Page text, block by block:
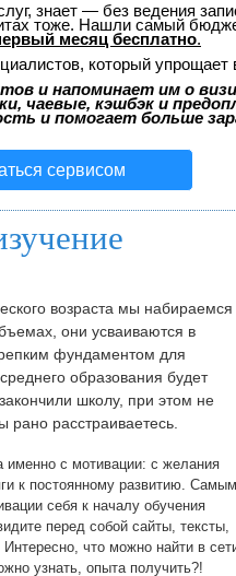
знает — без ведения
тоже. Нашли самый
месяц бесплатно.
который упрощает
и напоминает им о
чаевые, кэшбэк и
и помогает больше
сервисом
возраста мы набираемся
они усваиваются в
фундаментом для
образования будет
школу, при этом не
рано расстраиваетесь.
именно с мотивации: с желания
к постоянному развитию. Самым
себя к началу обучения
перед собой сайты, тексты,
Интересно, что можно найти в
узнать, опыта получить?!